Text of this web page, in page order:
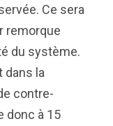
Ce sera
remorque
du système.
dans la
contre-
donc à 15